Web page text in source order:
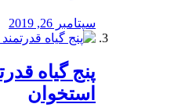
سپتامبر 26, 2019
پنج گیاه
استخوان